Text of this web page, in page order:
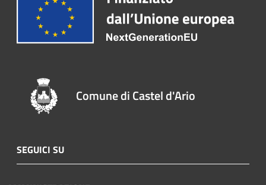
Comune di Castel d'Ario
SEGUICI SU